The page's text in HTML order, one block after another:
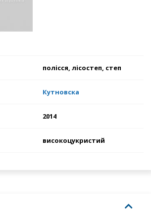
полісся, лісостеп, степ
Кутновска
2014
високоцукристий